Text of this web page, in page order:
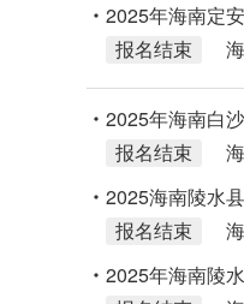
2025年海南定
报名结束
2025年海南白
报名结束
2025海南陵水
报名结束
2025年海南陵